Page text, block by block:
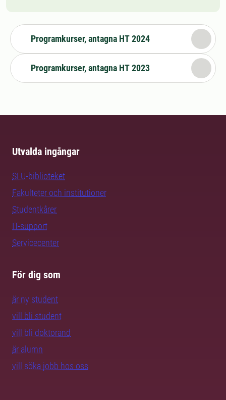
Programkurser, antagna HT 2024
Programkurser, antagna HT 2023
Utvalda ingångar
SLU-biblioteket
Fakulteter och institutioner
Studentkårer
IT-support
Servicecenter
För dig som
är ny student
vill bli student
vill bli doktorand
är alumn
vill söka jobb hos oss